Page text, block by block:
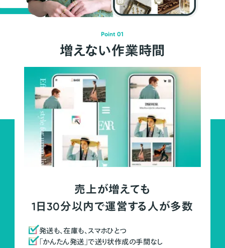
Point 01
増えない作業時間
売上が増えても
1日30分以内で運営する人が多数
発送も、在庫も、スマホひとつ
「かんたん発送」で送り状作成の手間なし